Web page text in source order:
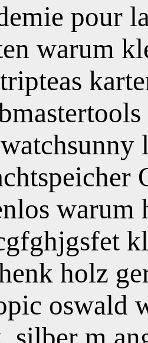
pour
warum
warum
holz
oswald